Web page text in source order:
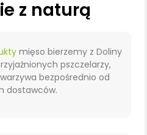
z naturą
mięso bierzemy z Doliny
pszczelarzy,
bezpośrednio od
dostawców.